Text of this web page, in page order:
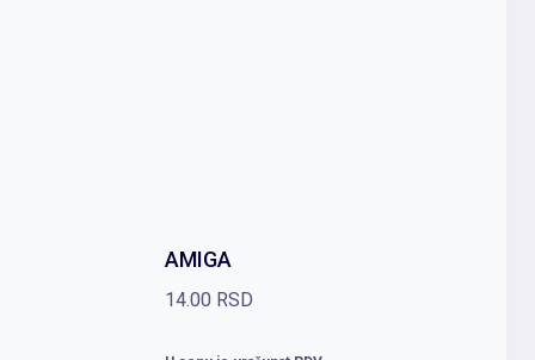
AMIGA
14.00 RSD